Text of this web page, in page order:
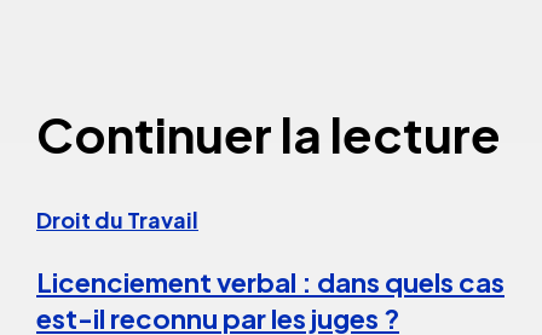
Continuer la lecture
Droit du Travail
Licenciement verbal : dans quels cas
est-il reconnu par les juges ?